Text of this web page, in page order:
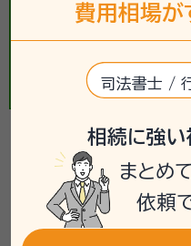
【相続手続
掲載している相談事例は、
ご相談内容をもとに、個
費用 相場が
司法書士 /
相続に強
まとめ
依頼